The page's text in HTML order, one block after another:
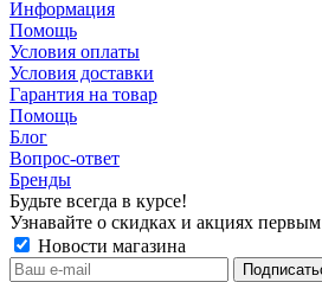
Информация
Помощь
Условия оплаты
Условия доставки
Гарантия на товар
Помощь
Блог
Вопрос-ответ
Бренды
Будьте всегда в курсе!
Узнавайте о скидках и акциях первым
Новости магазина